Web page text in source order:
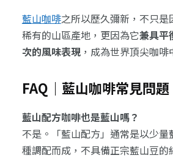
藍山咖啡之所以歷久彌新，不只是
稀有的山區產地，更因為它兼具平
次的風味表現，成為世界頂尖咖啡
FAQ｜藍山咖啡常見問題
藍山配方咖啡也是藍山嗎？
不是。「藍山配方」通常是以少量
種調配而成，不具備正宗藍山豆的